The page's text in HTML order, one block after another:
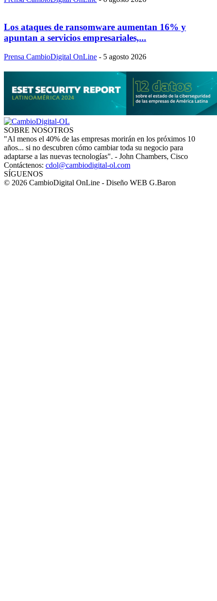
Los ataques de ransomware aumentan 16% y
apuntan a servicios empresariales,...
Prensa CambioDigital OnLine - 5 agosto 2026
SOBRE NOSOTROS
"Al menos el 40% de las empresas morirán en los próximos 10
años... si no descubren cómo cambiar toda su negocio para
adaptarse a las nuevas tecnologías". - John Chambers, Cisco
Contáctenos: cdol@cambiodigital-ol.com
SÍGUENOS
© 2026 CambioDigital OnLine - Diseño WEB G.Baron